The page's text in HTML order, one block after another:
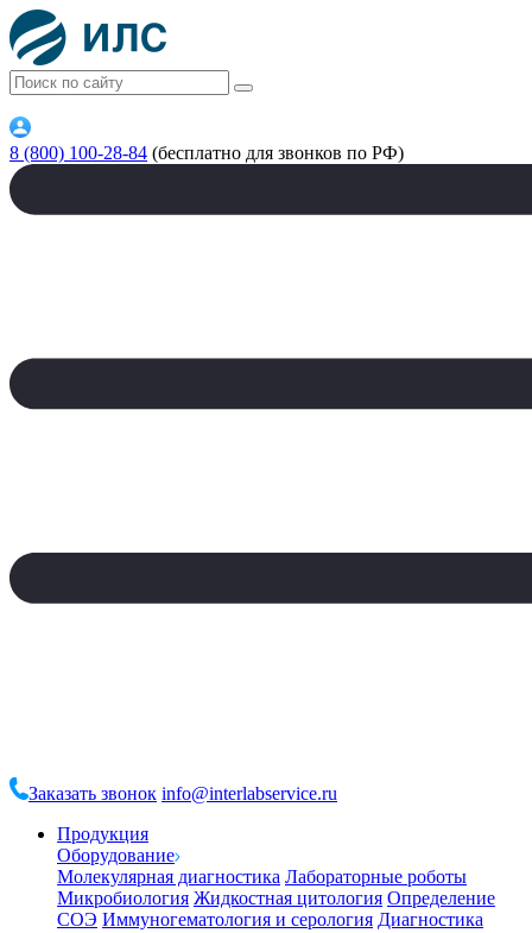
8 (800) 100-28-84 (бесплатно для звонков по РФ)
Заказать звонок info@interlabservice.ru
Продукция
Оборудование
Молекулярная диагностика Лабораторные роботы
Микробиология Жидкостная цитология Определение
СОЭ Иммуногематология и серология Диагностика